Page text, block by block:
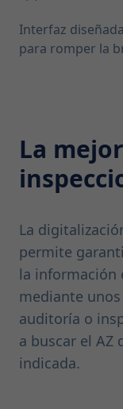
Interfaz
para romper la
La
La
permite
la información
mediante
auditoría o
a buscar el AZ
indicada.